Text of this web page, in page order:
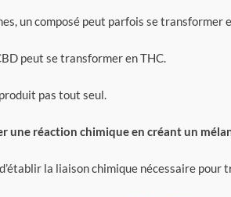
un composé peut parfois se transformer
peut se transformer en THC.
pas tout seul.
une réaction chimique en créant un
la liaison chimique nécessaire pour